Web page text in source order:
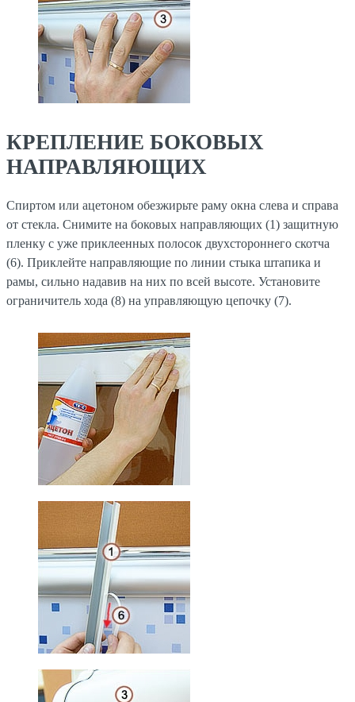
КРЕПЛЕНИЕ БОКОВЫХ
НАПРАВЛЯЮЩИХ
Спиртом или ацетоном обезжирьте раму окна слева и справа
от стекла. Снимите на боковых направляющих (1) защитную
пленку с уже приклеенных полосок двухстороннего скотча
(6). Приклейте направляющие по линии стыка штапика и
рамы, сильно надавив на них по всей высоте. Установите
ограничитель хода (8) на управляющую цепочку (7).